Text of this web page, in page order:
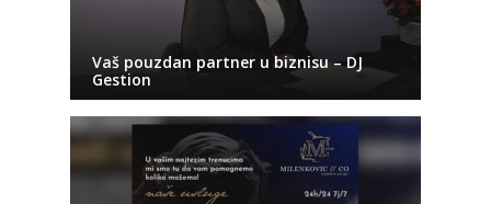
Vaš pouzdan partner u biznisu – DJ
Gestion